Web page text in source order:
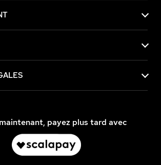
payez plus tard avec